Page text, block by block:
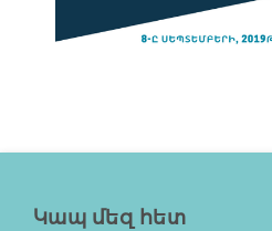
Կապ մեզ հետ